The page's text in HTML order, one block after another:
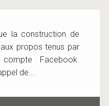
la construction de
propos tenus par
Facebook.
de...